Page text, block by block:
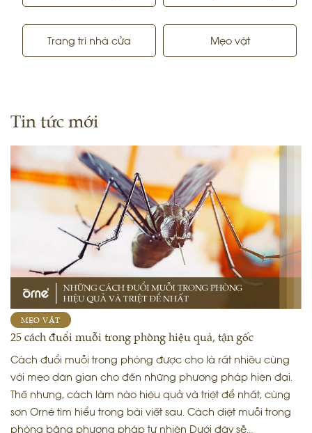
Trang trí nhà cửa Mẹo vặt
Tin tức mới
MẸO VẶT
25 cách đuổi muỗi trong phòng hiệu quả, tận gốc
Cách đuổi muỗi trong phòng được cho là rất nhiều cùng
với mẹo dân gian cho đến những phương pháp hiện đại.
Thế nhưng, cách làm nào hiệu quả và triệt để nhất, cùng
sơn Orné tìm hiểu trong bài viết sau. Cách diệt muỗi trong
phòng bằng phương pháp tự nhiên Dưới đây sẽ…